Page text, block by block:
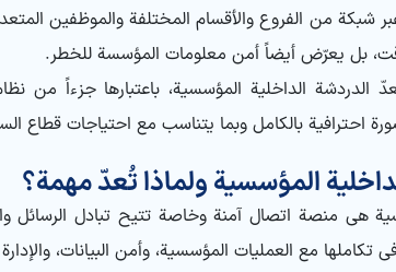
شبكة من الفروع والأقسام المختلفة والموظفين
بل يعرّض أيضاً أمن معلومات المؤسسة للخطر.
احترافية بالكامل وبما يتناسب مع احتياجات قطاع
المؤسسية ولماذا تُعدّ مهمة؟
هي منصة اتصال آمنة وخاصة تتيح تبادل الرسائل
تكاملها مع العمليات المؤسسية، وأمن البيانات، والإدارة